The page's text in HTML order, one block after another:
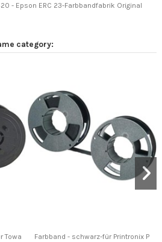
- Epson ERC 23-Farbbandfabrik Original
category:
Towa
Farbband - schwarz-für Printronix P